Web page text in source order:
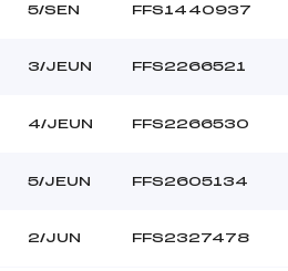
5/SEN FFS1440937
3/JEUN FFS2266521
4/JEUN FFS2266530
5/JEUN FFS2605134
2/JUN FFS2327478